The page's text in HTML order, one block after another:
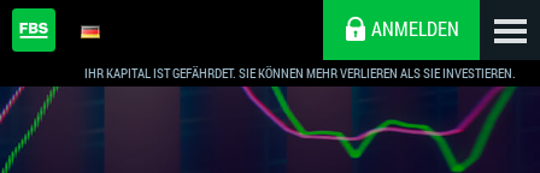
IHR KAPITAL IST GEFÄHRDET. SIE KÖNNEN MEHR VERLIEREN ALS SIE INVESTIEREN.
ANMELDEN